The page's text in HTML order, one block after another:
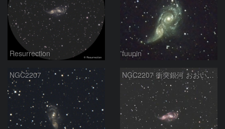
Resurrection fuupin
NGC2207 NGC2207 衝突銀河 おおいぬ座